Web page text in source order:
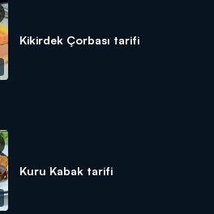
Kikirdek Çorbası tarifi
Kuru Kabak tarifi